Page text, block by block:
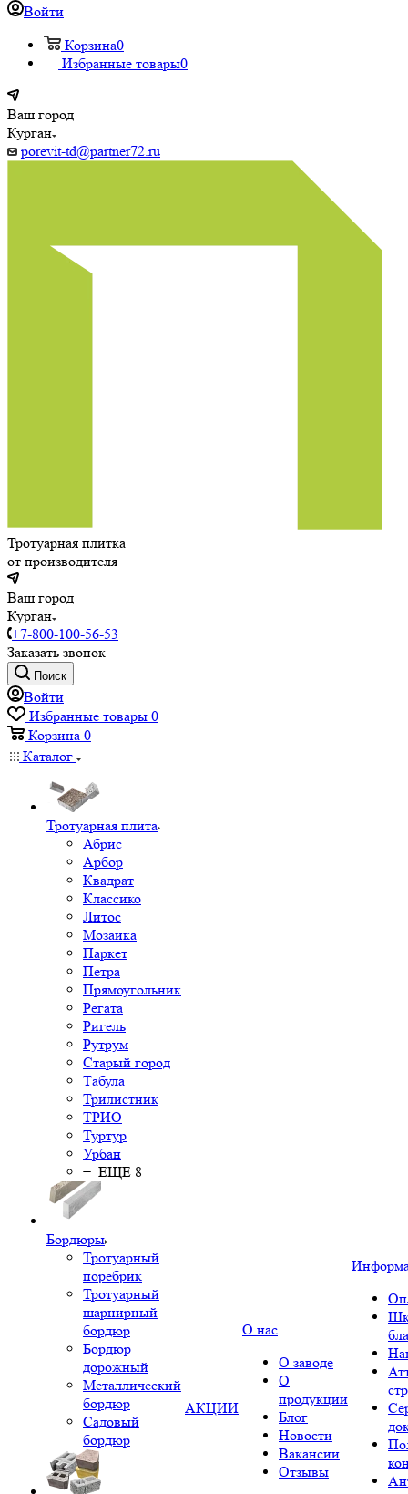
Войти
Корзина0
Избранные товары0
Ваш город
Курган
porevit-td@partner72.ru
Тротуарная плитка
от производителя
Ваш город
Курган
+7-800-100-56-53
Заказать звонок
Поиск
Войти
Избранные товары 0
Корзина 0
Каталог
Тротуарная плита
Абрис
Арбор
Квадрат
Классико
Литос
Мозаика
Паркет
Петра
Прямоугольник
Регата
Ригель
Рутрум
Старый город
Табула
Трилистник
ТРИО
Туртур
Урбан
+ ЕЩЕ 8
Бордюры
Тротуарный
поребрик
Тротуарный
шарнирный
бордюр
Бордюр
дорожный
Металлический
бордюр
Садовый
бордюр
АКЦИИ
О нас
О заводе
О
продукции
Блог
Новости
Вакансии
Отзывы